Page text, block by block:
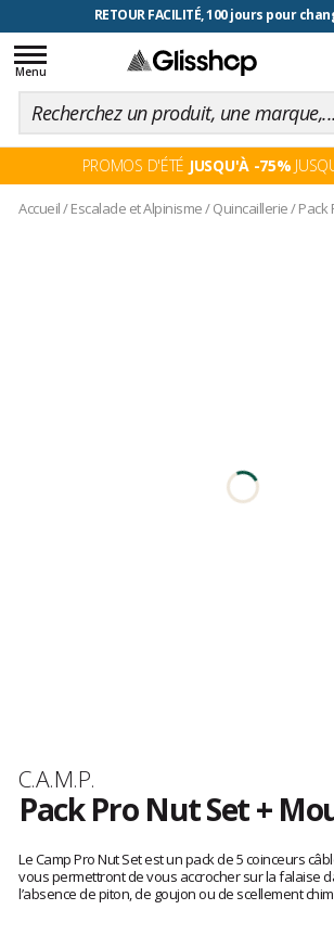
RETOUR FACILITÉ, 100 jours pour
Toggle
navigation
Menu
PROMOS D'ÉTÉ JUSQU'À -75%
Accueil/Escalade et Alpinisme/Quincaillerie/Pack
Marque
C.A.M.P.
Pack Pro Nut Set +
avis
clients
Le Camp Pro Nut Set est un pack de 5 coinceurs
vous permettront de vous accrocher sur la falaise
l’absence de piton, de goujon ou de scellement